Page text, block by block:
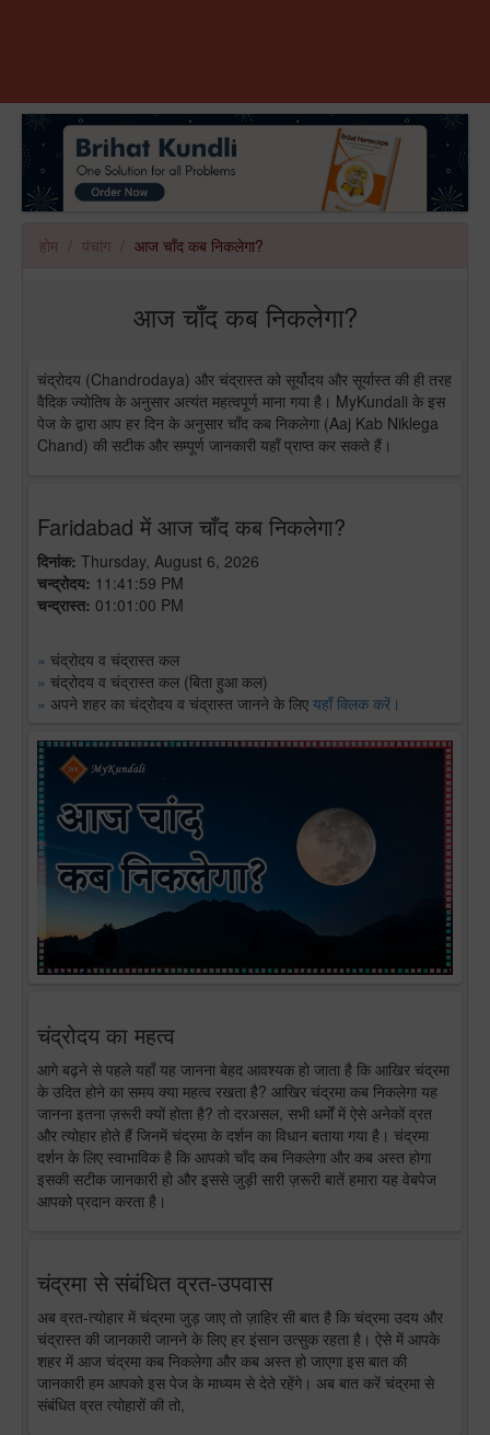
होम पंचांग आज चाँद कब निकलेगा?
आज चाँद कब निकलेगा?
चंद्रोदय (Chandrodaya) और चंद्रास्त को सूर्योदय और सूर्यास्त की ही तरह
वैदिक ज्योतिष के अनुसार अत्यंत महत्वपूर्ण माना गया है। MyKundali के इस
पेज के द्वारा आप हर दिन के अनुसार चाँद कब निकलेगा (Aaj Kab Niklega
Chand) की सटीक और सम्पूर्ण जानकारी यहाँ प्राप्त कर सकते हैं।
Faridabad में आज चाँद कब निकलेगा?
दिनांक: Thursday, August 6, 2026
चन्द्रोदय: 11:41:59 PM
चन्द्रास्त: 01:01:00 PM
» चंद्रोदय व चंद्रास्त कल
» चंद्रोदय व चंद्रास्त कल (बिता हुआ कल)
» अपने शहर का चंद्रोदय व चंद्रास्त जानने के लिए यहाँ क्लिक करें।
चंद्रोदय का महत्व
आगे बढ़ने से पहले यहाँ यह जानना बेहद आवश्यक हो जाता है कि आखिर चंद्रमा
के उदित होने का समय क्या महत्व रखता है? आखिर चंद्रमा कब निकलेगा यह
जानना इतना ज़रूरी क्यों होता है? तो दरअसल, सभी धर्मों में ऐसे अनेकों व्रत
और त्योहार होते हैं जिनमें चंद्रमा के दर्शन का विधान बताया गया है। चंद्रमा
दर्शन के लिए स्वाभाविक है कि आपको चाँद कब निकलेगा और कब अस्त होगा
इसकी सटीक जानकारी हो और इससे जुड़ी सारी ज़रूरी बातें हमारा यह वेबपेज
आपको प्रदान करता है।
चंद्रमा से संबंधित व्रत-उपवास
अब व्रत-त्योहार में चंद्रमा जुड़ जाए तो ज़ाहिर सी बात है कि चंद्रमा उदय और
चंद्रास्त की जानकारी जानने के लिए हर इंसान उत्सुक रहता है। ऐसे में आपके
शहर में आज चंद्रमा कब निकलेगा और कब अस्त हो जाएगा इस बात की
जानकारी हम आपको इस पेज के माध्यम से देते रहेंगे। अब बात करें चंद्रमा से
संबंधित व्रत त्योहारों की तो,